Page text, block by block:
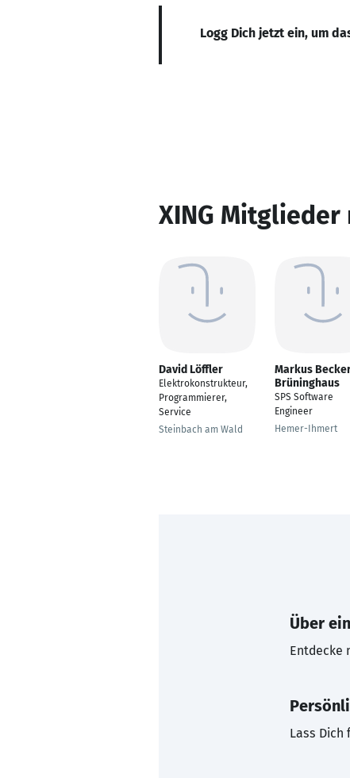
Logg Dich jetzt ein, um
XING
David Löffler
Elektrokonstrukteur,
Programmierer,
Service
Steinbach am Wald
Markus
Brüninghaus
SPS Software
Engineer
Hemer-Ihmert
Über
Entdecke
Lass Dich